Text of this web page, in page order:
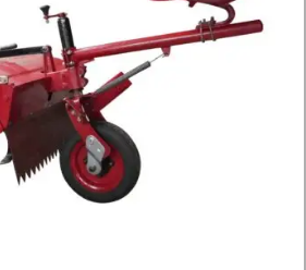
deseos